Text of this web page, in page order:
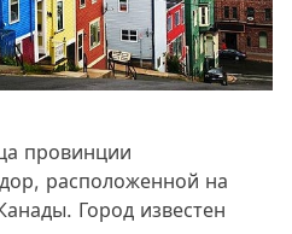
провинции
расположенной на
Город известен